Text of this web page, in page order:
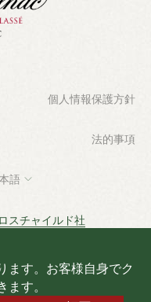
個人情報保護方針
法的事項
語
スチャイルド社
ています：
ます。お客様自身でク
す。